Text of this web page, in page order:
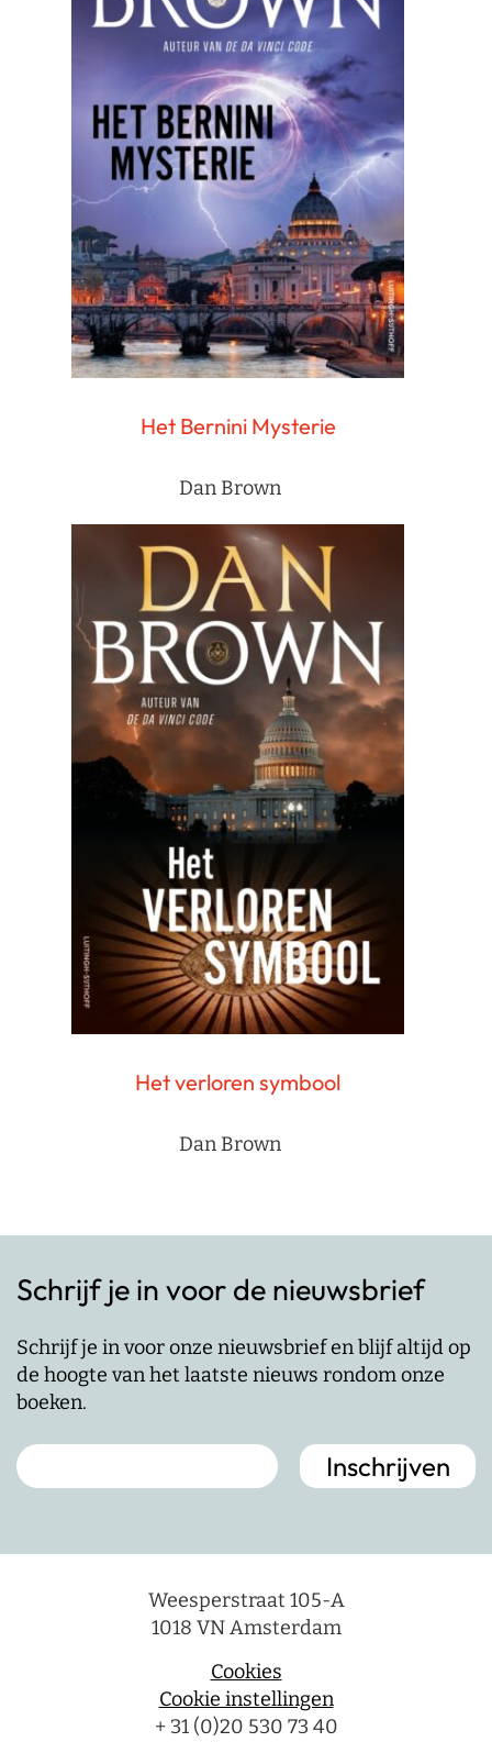
Het Bernini Mysterie
Dan Brown
Het verloren symbool
Dan Brown
Schrijf je in voor de nieuwsbrief
Schrijf je in voor onze nieuwsbrief en blijf altijd op
de hoogte van het laatste nieuws rondom onze
boeken.
Weesperstraat 105-A
1018 VN Amsterdam
Cookies
Cookie instellingen
+ 31 (0)20 530 73 40